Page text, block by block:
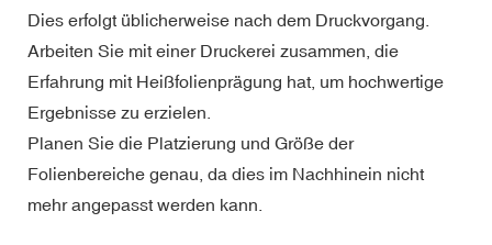
Dies erfolgt üblicherweise nach dem Druckvorgang.
Arbeiten Sie mit einer Druckerei zusammen, die
Erfahrung mit Heißfolienprägung hat, um hochwertige
Ergebnisse zu erzielen.
Planen Sie die Platzierung und Größe der
Folienbereiche genau, da dies im Nachhinein nicht
mehr angepasst werden kann.